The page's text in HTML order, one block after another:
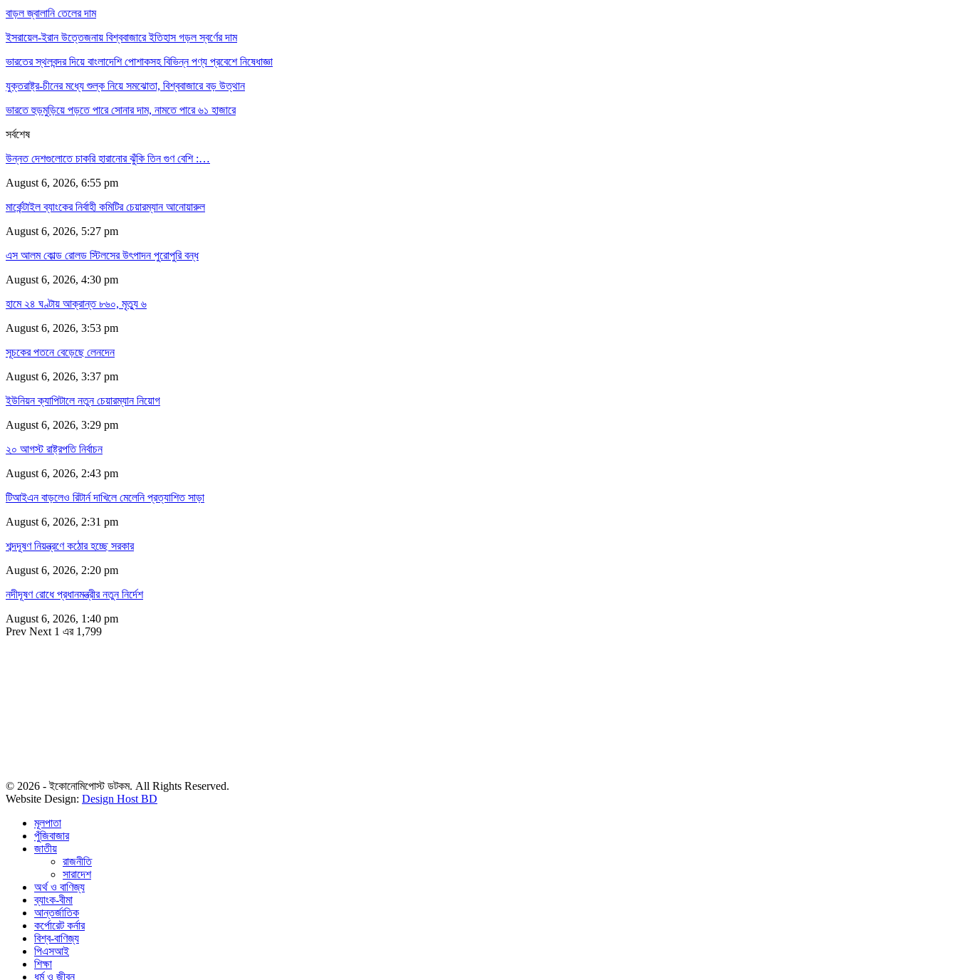
বাড়ল জ্বালানি তেলের দাম
ইসরায়েল-ইরান উত্তেজনায় বিশ্ববাজারে ইতিহাস গড়ল স্বর্ণের দাম
ভারতের স্থলবন্দর দিয়ে বাংলাদেশি পোশাকসহ বিভিন্ন পণ্য প্রবেশে নিষেধাজ্ঞা
যুক্তরাষ্ট্র-চীনের মধ্যে শুল্ক নিয়ে সমঝোতা, বিশ্ববাজারে বড় উত্থান
ভারতে হুড়মুড়িয়ে পড়তে পারে সোনার দাম, নামতে পারে ৬১ হাজারে
সর্বশেষ
উন্নত দেশগুলোতে চাকরি হারানোর ঝুঁকি তিন গুণ বেশি :…
August 6, 2026, 6:55 pm
মার্কেন্টাইল ব্যাংকের নির্বাহী কমিটির চেয়ারম্যান আনোয়ারুল
August 6, 2026, 5:27 pm
এস আলম কোল্ড রোলড স্টিলসের উৎপাদন পুরোপুরি বন্ধ
August 6, 2026, 4:30 pm
হামে ২৪ ঘণ্টায় আক্রান্ত ৮৬০, মৃত্যু ৬
August 6, 2026, 3:53 pm
সূচকের পতনে বেড়েছে লেনদেন
August 6, 2026, 3:37 pm
ইউনিয়ন ক্যাপিটালে নতুন চেয়ারম্যান নিয়োগ
August 6, 2026, 3:29 pm
২০ আগস্ট রাষ্ট্রপতি নির্বাচন
August 6, 2026, 2:43 pm
টিআইএন বাড়লেও রিটার্ন দাখিলে মেলেনি প্রত্যাশিত সাড়া
August 6, 2026, 2:31 pm
শব্দদূষণ নিয়ন্ত্রণে কঠোর হচ্ছে সরকার
August 6, 2026, 2:20 pm
নদীদূষণ রোধে প্রধানমন্ত্রীর নতুন নির্দেশ
August 6, 2026, 1:40 pm
Prev Next 1 এর 1,799
© 2026 - ইকোনোমিপোস্ট ডটকম. All Rights Reserved.
Website Design: Design Host BD
মূলপাতা
পুঁজিবাজার
জাতীয়
রাজনীতি
সারাদেশ
অর্থ ও বাণিজ্য
ব্যাংক-বীমা
আন্তর্জাতিক
কর্পোরেট কর্নার
বিশ্ব-বাণিজ্য
পিএসআই
শিক্ষা
ধর্ম ও জীবন